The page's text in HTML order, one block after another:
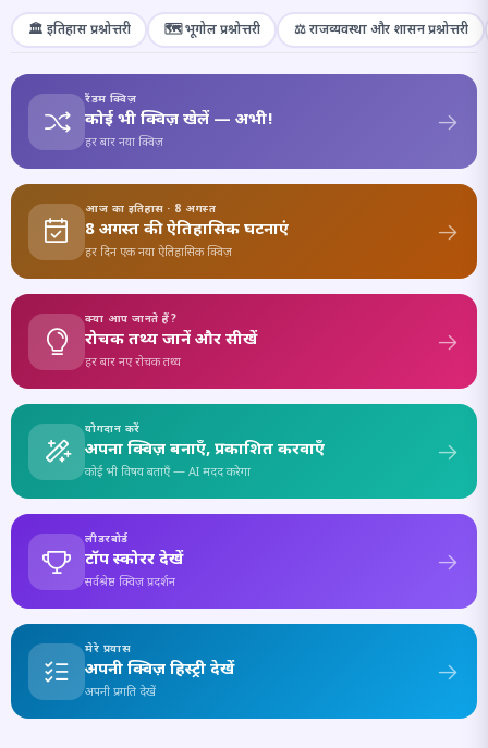
🏛️ इतिहास प्रश्नोत्तरी 🗺️ भूगोल प्रश्नोत्तरी ⚖️ राजव्यवस्था और शासन प्रश्नोत्तरी
रैंडम क्विज़
कोई भी क्विज़ खेलें — अभी!
हर बार नया क्विज़
आज का इतिहास · 8 अगस्त
8 अगस्त की ऐतिहासिक घटनाएं
हर दिन एक नया ऐतिहासिक क्विज़
क्या आप जानते हैं?
रोचक तथ्य जानें और सीखें
हर बार नए रोचक तथ्य
योगदान करें
अपना क्विज़ बनाएँ, प्रकाशित करवाएँ
कोई भी विषय बताएँ — AI मदद करेगा
लीडरबोर्ड
टॉप स्कोरर देखें
सर्वश्रेष्ठ क्विज़ प्रदर्शन
मेरे प्रयास
अपनी क्विज़ हिस्ट्री देखें
अपनी प्रगति देखें